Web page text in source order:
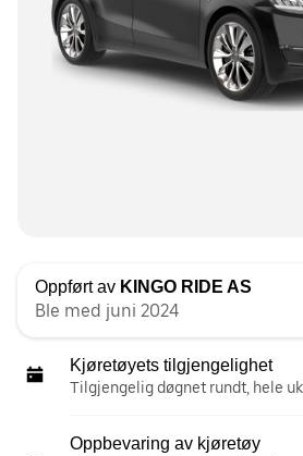
Oppført av KINGO RIDE AS
Ble med juni 2024
Kjøretøyets tilgjengelighet
Tilgjengelig døgnet rundt, hele
Oppbevaring av kjøretøy